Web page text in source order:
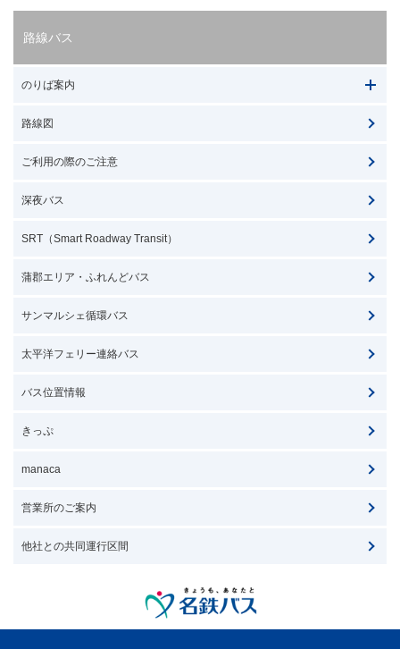
路線バス
のりば案内
路線図
ご利用の際のご注意
深夜バス
SRT（Smart Roadway Transit）
蒲郡エリア・ふれんどバス
サンマルシェ循環バス
太平洋フェリー連絡バス
バス位置情報
きっぷ
manaca
営業所のご案内
他社との共同運行区間